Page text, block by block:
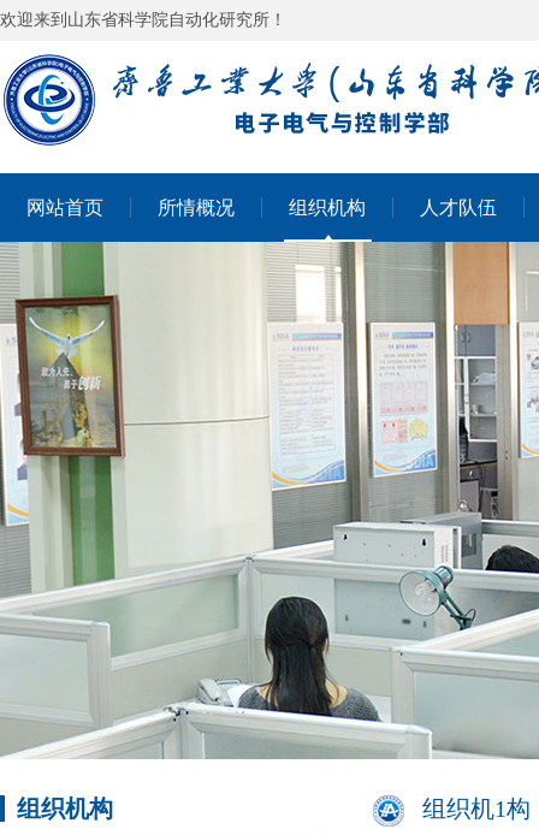
欢迎来到山东省科学院自动化研究所！
网站首页 所情概况 组织机构 人才队伍
组织机构 组织机1构